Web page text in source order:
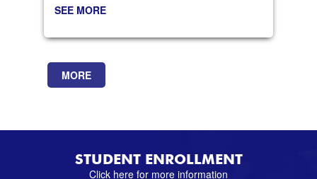
SEE MORE
MORE
STUDENT ENROLLMENT
Click here for more information